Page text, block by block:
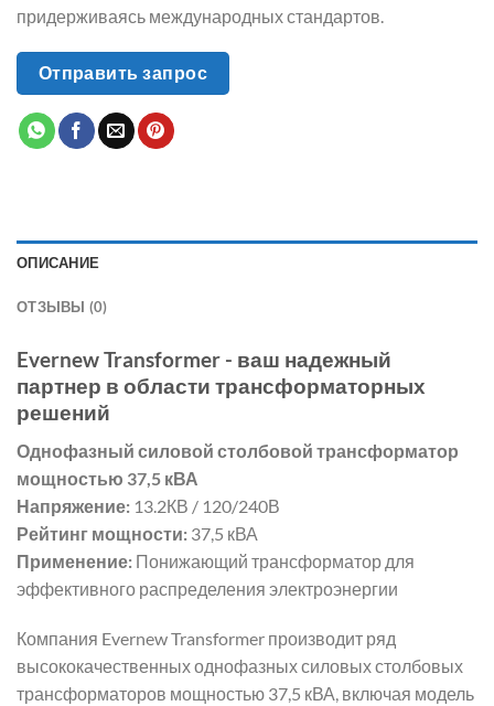
придерживаясь международных стандартов.
Отправить запрос
ОПИСАНИЕ
ОТЗЫВЫ (0)
Evernew Transformer - ваш надежный
партнер в области трансформаторных
решений
Однофазный силовой столбовой трансформатор
мощностью 37,5 кВА
Напряжение: 13.2КВ / 120/240В
Рейтинг мощности: 37,5 кВА
Применение: Понижающий трансформатор для
эффективного распределения электроэнергии
Компания Evernew Transformer производит ряд
высококачественных однофазных силовых столбовых
трансформаторов мощностью 37,5 кВА, включая модель